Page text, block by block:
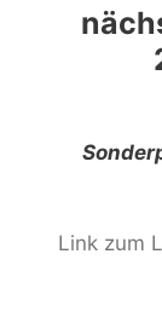
Link zum